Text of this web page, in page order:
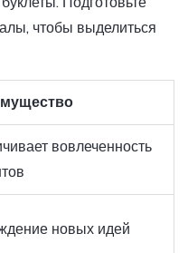
чтобы выделиться
вовлеченность
новых идей